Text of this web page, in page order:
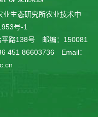
生态研究所农业技术中
号-1
平路138号 邮编：150081
451 86603736 Email：